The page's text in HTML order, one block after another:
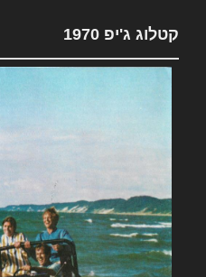
קטלוג ג'יפ 1970